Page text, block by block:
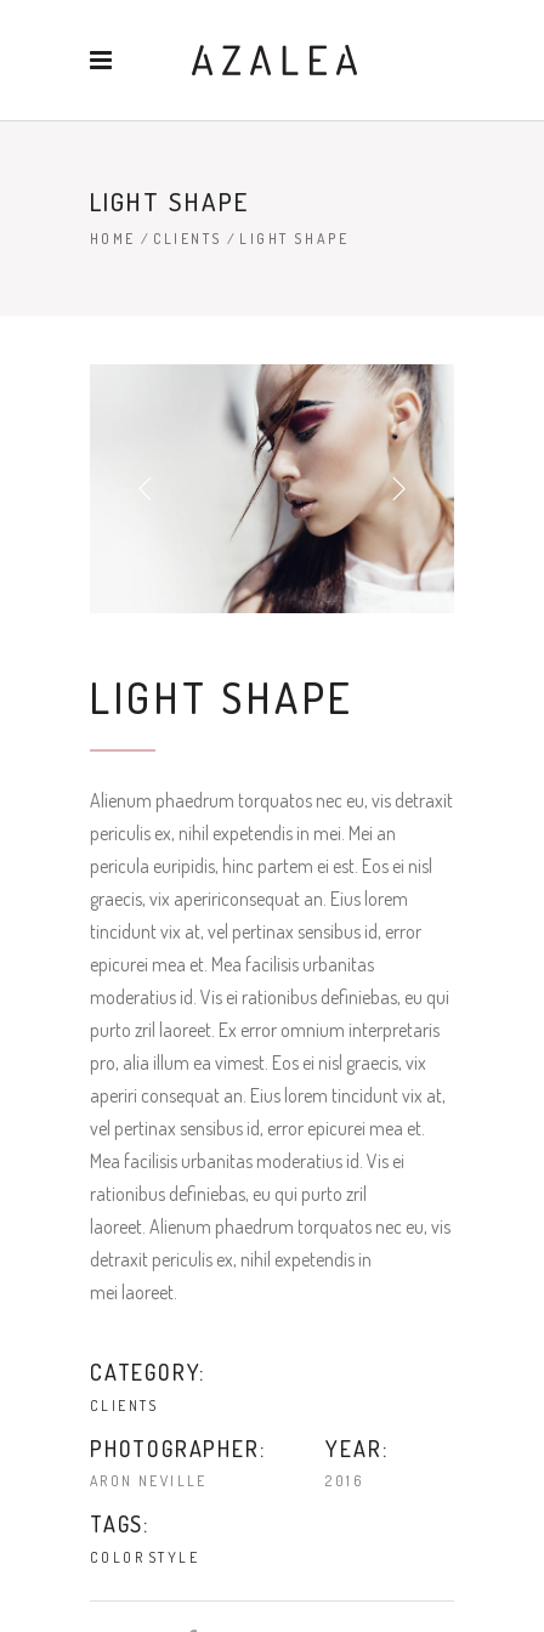
LIGHT SHAPE
HOME / CLIENTS / LIGHT SHAPE
LIGHT SHAPE
Alienum phaedrum torquatos nec eu, vis detraxit
periculis ex, nihil expetendis in mei. Mei an
pericula euripidis, hinc partem ei est. Eos ei nisl
graecis, vix apeririconsequat an. Eius lorem
tincidunt vix at, vel pertinax sensibus id, error
epicurei mea et. Mea facilisis urbanitas
moderatius id. Vis ei rationibus definiebas, eu qui
purto zril laoreet. Ex error omnium interpretaris
pro, alia illum ea vimest. Eos ei nisl graecis, vix
aperiri consequat an. Eius lorem tincidunt vix at,
vel pertinax sensibus id, error epicurei mea et.
Mea facilisis urbanitas moderatius id. Vis ei
rationibus definiebas, eu qui purto zril
laoreet. Alienum phaedrum torquatos nec eu, vis
detraxit periculis ex, nihil expetendis in
mei laoreet.
CATEGORY:
CLIENTS
PHOTOGRAPHER:
ARON NEVILLE
YEAR:
2016
TAGS:
COLOR STYLE